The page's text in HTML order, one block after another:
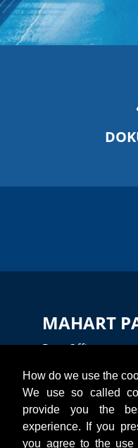
How do we use the
We use so called
provide you the
experience. If you
you agree to the use
MAHART
Port Office
H-1056 Budapest,
International
TEL:
+36 30 585